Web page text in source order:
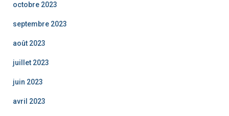
octobre 2023
septembre 2023
août 2023
juillet 2023
juin 2023
avril 2023